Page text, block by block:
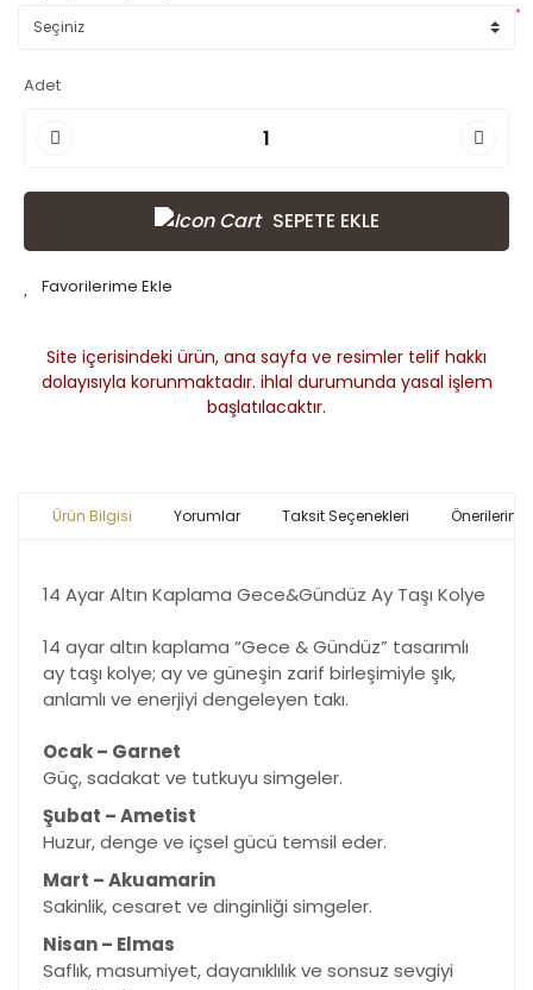
*
Adet
SEPETE EKLE
Site içerisindeki ürün, ana sayfa ve resimler telif hakkı
dolayısıyla korunmaktadır. ihlal durumunda yasal işlem
başlatılacaktır.
Ürün Bilgisi Yorumlar Taksit Seçenekleri Önerileriniz
14 Ayar Altın Kaplama Gece&Gündüz Ay Taşı Kolye
14 ayar altın kaplama “Gece & Gündüz” tasarımlı
ay taşı kolye; ay ve güneşin zarif birleşimiyle şık,
anlamlı ve enerjiyi dengeleyen takı.
Ocak – Garnet
Güç, sadakat ve tutkuyu simgeler.
Şubat – Ametist
Huzur, denge ve içsel gücü temsil eder.
Mart – Akuamarin
Sakinlik, cesaret ve dinginliği simgeler.
Nisan – Elmas
Saflık, masumiyet, dayanıklılık ve sonsuz sevgiyi